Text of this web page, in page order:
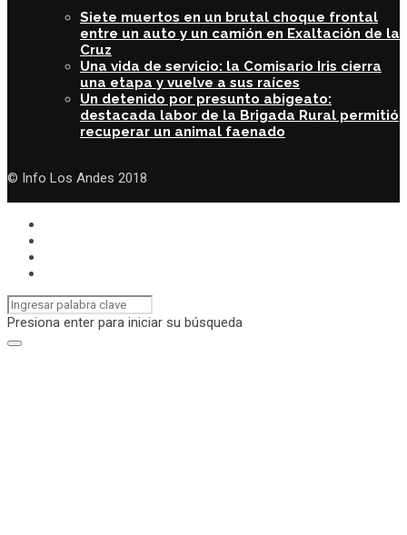
Siete muertos en un brutal choque frontal
entre un auto y un camión en Exaltación de la
Cruz
Una vida de servicio: la Comisario Iris cierra
una etapa y vuelve a sus raíces
Un detenido por presunto abigeato:
destacada labor de la Brigada Rural permitió
recuperar un animal faenado
© Info Los Andes 2018
Presiona enter para iniciar su búsqueda